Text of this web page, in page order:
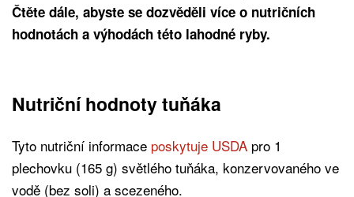
Čtěte dále, abyste se dozvěděli více o nutričních
hodnotách a výhodách této lahodné ryby.
Nutriční hodnoty tuňáka
Tyto nutriční informace poskytuje USDA pro 1
plechovku (165 g) světlého tuňáka, konzervovaného ve
vodě (bez soli) a scezeného.